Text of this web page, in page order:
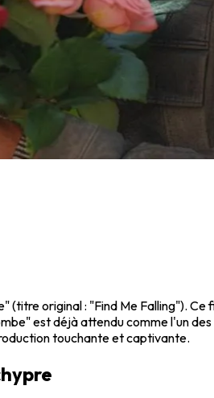
(titre original : "Find Me Falling").
est déjà attendu comme l'un
touchante et captivante.